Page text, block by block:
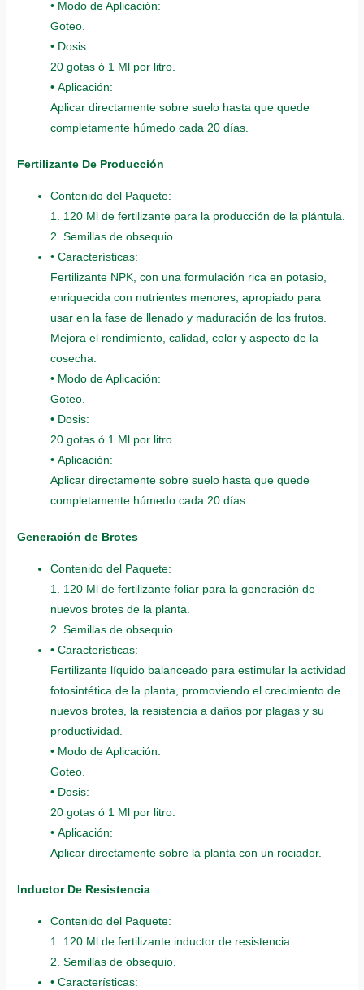
• Modo de Aplicación:
Goteo.
• Dosis:
20 gotas ó 1 Ml por litro.
• Aplicación:
Aplicar directamente sobre suelo hasta que quede
completamente húmedo cada 20 días.
Fertilizante De Producción
Contenido del Paquete:
1. 120 Ml de fertilizante para la producción de la plántula.
2. Semillas de obsequio.
• Características:
Fertilizante NPK, con una formulación rica en potasio,
enriquecida con nutrientes menores, apropiado para
usar en la fase de llenado y maduración de los frutos.
Mejora el rendimiento, calidad, color y aspecto de la
cosecha.
• Modo de Aplicación:
Goteo.
• Dosis:
20 gotas ó 1 Ml por litro.
• Aplicación:
Aplicar directamente sobre suelo hasta que quede
completamente húmedo cada 20 días.
Generación de Brotes
Contenido del Paquete:
1. 120 Ml de fertilizante foliar para la generación de
nuevos brotes de la planta.
2. Semillas de obsequio.
• Características:
Fertilizante líquido balanceado para estimular la actividad
fotosintética de la planta, promoviendo el crecimiento de
nuevos brotes, la resistencia a daños por plagas y su
productividad.
• Modo de Aplicación:
Goteo.
• Dosis:
20 gotas ó 1 Ml por litro.
• Aplicación:
Aplicar directamente sobre la planta con un rociador.
Inductor De Resistencia
Contenido del Paquete:
1. 120 Ml de fertilizante inductor de resistencia.
2. Semillas de obsequio.
• Características: